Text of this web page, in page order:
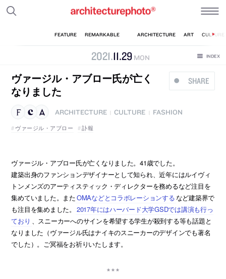
2021.11.29 MON
SHARE
ヴァージル・アブロー氏が亡く
なりました
ARCHITECTURE CULTURE
FASHION
ヴァージル・アブロー
訃報
ヴァージル・アブロー氏が亡くなりました。41歳でした。
建築出身のファンションデザイナーとして知られ、近年にはルイヴィ
トンメンズのアーティスティック・ディレクターを務めるなど注目を
集めていました。またOMAなどとコラボレーションするなど建築界で
も注目を集めました。 2017年にはハーバード大学GSDでは講演も行っ
ており 、スニーカーへのサインを希望する学生が殺到する等も話題と
なりました（ヴァージル氏はナイキのスニーカーのデザインでも著名
でした）。ご冥福をお祈りいたします。